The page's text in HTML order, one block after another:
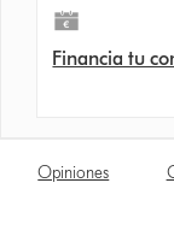
Financia tu
Opiniones